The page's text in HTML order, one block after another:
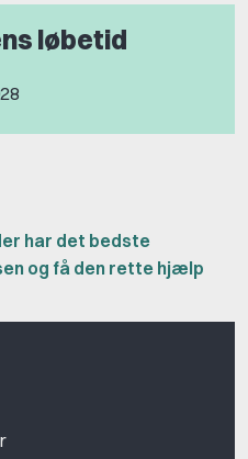
løbetid
har det bedste
og få den rette hjælp